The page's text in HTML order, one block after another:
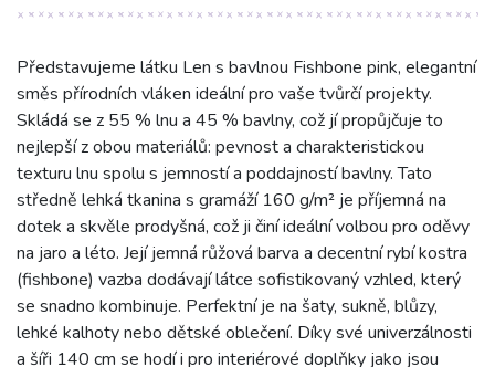
Představujeme látku Len s bavlnou Fishbone pink, elegantní
směs přírodních vláken ideální pro vaše tvůrčí projekty.
Skládá se z 55 % lnu a 45 % bavlny, což jí propůjčuje to
nejlepší z obou materiálů: pevnost a charakteristickou
texturu lnu spolu s jemností a poddajností bavlny. Tato
středně lehká tkanina s gramáží 160 g/m² je příjemná na
dotek a skvěle prodyšná, což ji činí ideální volbou pro oděvy
na jaro a léto. Její jemná růžová barva a decentní rybí kostra
(fishbone) vazba dodávají látce sofistikovaný vzhled, který
se snadno kombinuje. Perfektní je na šaty, sukně, blůzy,
lehké kalhoty nebo dětské oblečení. Díky své univerzálnosti
a šíři 140 cm se hodí i pro interiérové doplňky jako jsou